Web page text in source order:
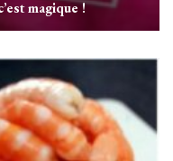
magique !